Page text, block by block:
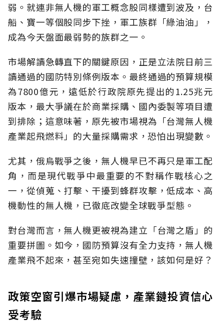
弱。就連非無人機的軍工概念股同樣遭到波及，台
船、寶一等個股同步下挫，軍工族群「綠油油」，
成為今天盤面最弱勢的族群之一。
市場解讀急轉直下的關鍵原因，正是立法院日前三
讀通過的國防特別條例版本。最終通過的預算規模
為7800億元，遠低於行政院原先提出的1.25兆元
版本，最大爭議在於商業採購、國內委製等項目遭
到排除；這意味著，原先被市場視為「台灣無人機
產業起飛燃料」的大量採購需求，恐怕出現變數。
尤其，俄烏戰爭之後，無人機早已不再只是軍工配
角，而是現代戰爭中最重要的不對稱作戰核心之
一，從偵蒐、打擊、干擾到蜂群攻擊，低成本、高
機動性的無人機，已徹底改變全球戰爭型態。
對台灣而言，無人機更被視為建立「台灣之盾」的
重要拼圖。如今，國防預算沒有全力支持，無人機
產業飛不起來，甚至宛如失速撞壁，該如何是好？
政策空窗引爆市場疑慮，產業鏈投資信心
受考驗